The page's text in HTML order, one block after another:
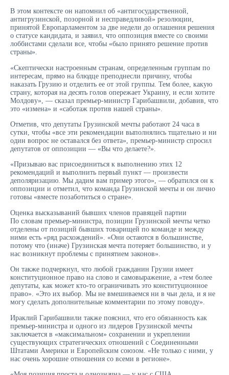
В этом контексте он напомнил об «антигосударственной,
антигрузинской, позорной и несправедливой» резолюции,
принятой Европарламентом за две недели до оглашения решения
о статусе кандидата, и заявил, что оппозиция вместе со своими
лоббистами сделали все, чтобы «было принято решение против
страны».
«Скептически настроенным странам, определенным группам по
интересам, прямо на блюдце преподнесли причину, чтобы
наказать Грузию и отделить ее от этой группы. Тем более, какую
страну, которая на десять голов опережает Украину, и если хотите
Молдову», — сказал премьер-министр Гарибашвили, добавив, что
это «измена» и «саботаж против нашей страны».
Отметив, что депутаты Грузинской мечты работают 24 часа в
сутки, чтобы «все эти рекомендации выполнялись тщательно и ни
один вопрос не оставался без ответа», премьер-министр спросил
депутатов от оппозиции — «Вы что делаете?».
«Призываю вас присоединиться к выполнению этих 12
рекомендаций и выполнить первый пункт — произвести
деполяризацию. Мы дадим вам пример этого», — обратился он к
оппозиции и отметил, что команда Грузинской мечты и он лично
готовы «вместе позаботиться о стране».
Оценка высказываний бывших членов правящей партии
По словам премьер-министра, позиции Грузинской мечты четко
отделены от позиций бывших товарищей по команде и между
ними есть «ряд расхождений». «Они остаются в большинстве,
потому что (иначе) Грузинская мечта потеряет большинство, и у
нас возникнут проблемы с принятием законов».
Он также подчеркнул, что любой гражданин Грузии имеет
конституционное право на слово и самовыражение, а «тем более
депутаты, как может кто-то ограничивать это конституционное
право». «Это их выбор. Мы не вмешиваемся ни в чьи дела, и я не
могу сделать дополнительные комментарии по этому поводу».
Ираклий Гарибашвили также пояснил, что его обязанность как
премьер-министра и одного из лидеров Грузинской мечты
заключается в «максимальном» сохранении и укреплении
существующих стратегических отношений с Соединенными
Штатами Америки и Европейским союзом. «Не только с ними, у
нас очень хорошие отношения со всеми в регионе».